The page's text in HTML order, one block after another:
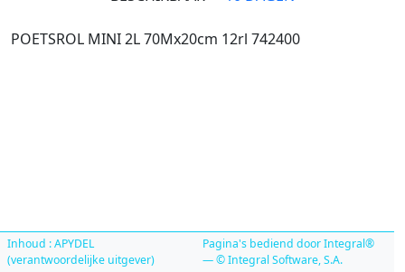
POETSROL MINI 2L 70Mx20cm 12rl 742400
Inhoud : APYDEL
(verantwoordelijke uitgever)
Pagina's bediend door Integral®
— © Integral Software, S.A.